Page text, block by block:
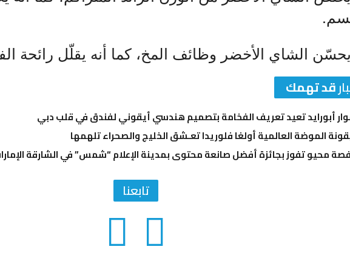
قد تهمك
أبورايد تعيد تعريف الفخامة بتصميم هندسي أيقوني لفندق في قلب دبي
الموضة العالمية أولغا فلوريدا تعـشق الخليج والصحراء تلهمها
محيو تفوز بجائزة أفضل صانعة محتوى بمدينة الإعلام “شمس” في الشارقة
تابعنا